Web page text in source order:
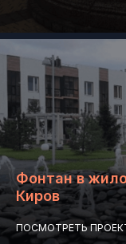
Фонтан в
Киров
ПОСМОТРЕТЬ
+7